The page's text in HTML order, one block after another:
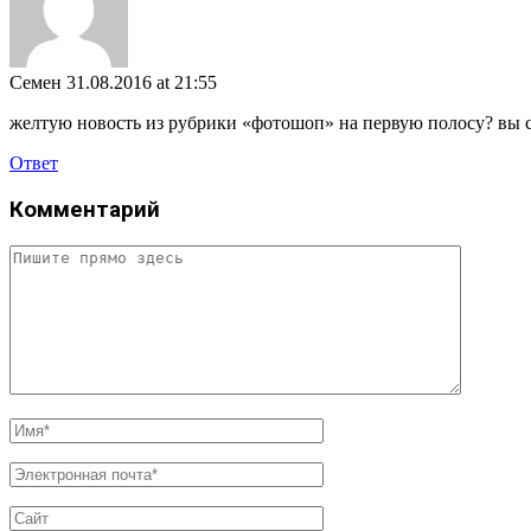
Семен 31.08.2016 at 21:55
желтую новость из рубрики «фотошоп» на первую полосу? вы
Ответ
Комментарий